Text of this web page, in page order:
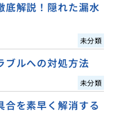
底解説！隠れた漏水
未分類
ブルへの対処方法
未分類
合を素早く解消する